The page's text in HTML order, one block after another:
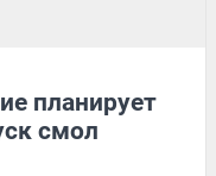
планирует
смол